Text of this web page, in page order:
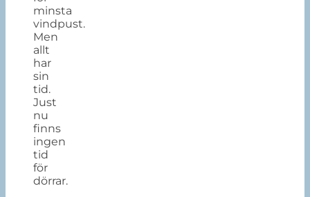
minsta
vindpust.
Men
allt
har
sin
tid.
Just
nu
finns
ingen
tid
för
dörrar.